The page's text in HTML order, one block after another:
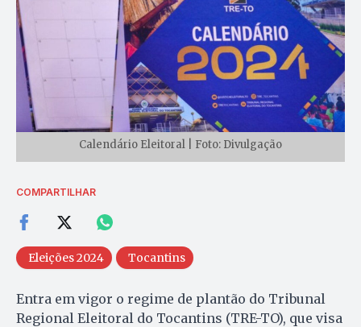
Calendário Eleitoral | Foto: Divulgação
COMPARTILHAR
Eleições 2024 Tocantins
Entra em vigor o regime de plantão do Tribunal
Regional Eleitoral do Tocantins (TRE-TO), que visa